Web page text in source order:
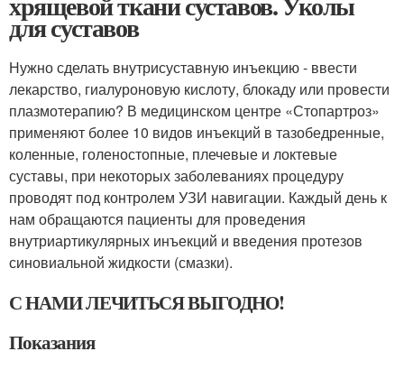
для суставов
Нужно сделать внутрисуставную инъекцию - ввести
лекарство, гиалуроновую кислоту, блокаду или провести
плазмотерапию? В медицинском центре «Стопартроз»
применяют более 10 видов инъекций в тазобедренные,
коленные, голеностопные, плечевые и локтевые
суставы, при некоторых заболеваниях процедуру
проводят под контролем УЗИ навигации. Каждый день к
нам обращаются пациенты для проведения
внутриартикулярных инъекций и введения протезов
синовиальной жидкости (смазки).
С НАМИ ЛЕЧИТЬСЯ ВЫГОДНО!
Показания